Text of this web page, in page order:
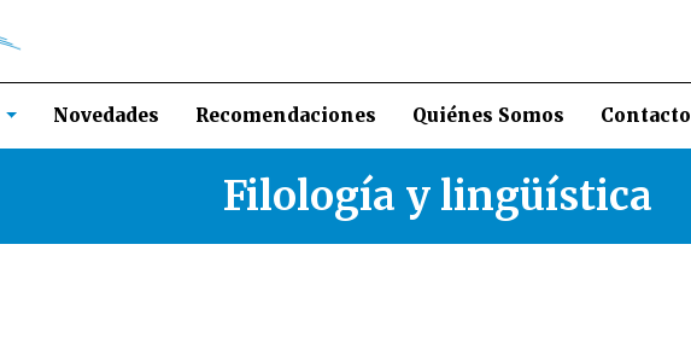
Novedades Recomendaciones Quiénes Somos Contacto
Filología y lingüística